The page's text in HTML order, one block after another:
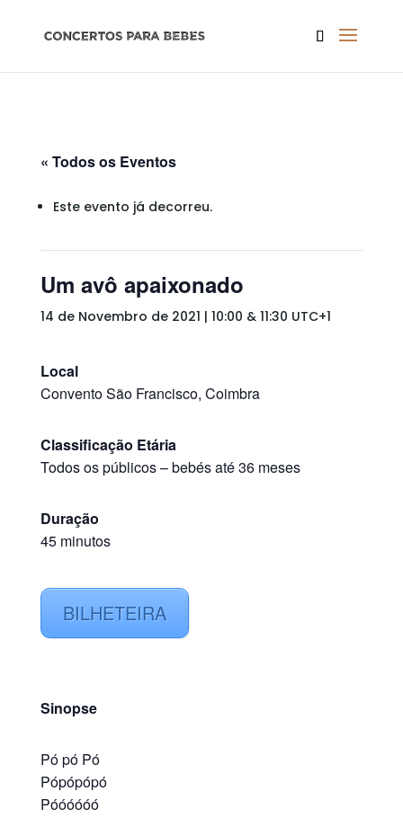
« Todos os Eventos
Este evento já decorreu.
Um avô apaixonado
14 de Novembro de 2021 | 10:00 & 11:30 UTC+1
Local
Convento São Francisco, Coimbra
Classificação Etária
Todos os públicos–bebés até 36 meses
Duração
45 minutos
BILHETEIRA
Sinopse
Pó pó Pó
Pópópópó
Póóóóóó